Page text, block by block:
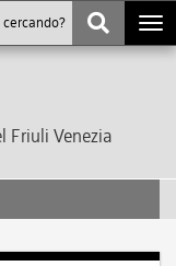
Friuli Venezia